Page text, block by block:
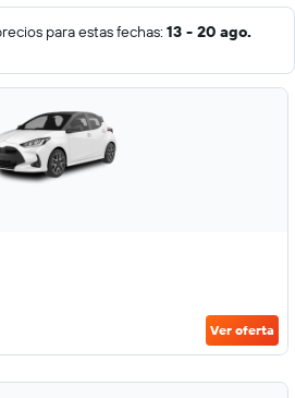
para estas fechas: 13 - 20 ago.
Ver oferta